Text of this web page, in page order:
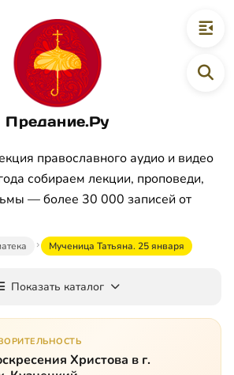
Предание.Ру
православного аудио и видео
собираем лекции, проповеди,
— более 30 000 записей от
Мученица Татьяна. 25 января
Показать каталог
Христова в г.